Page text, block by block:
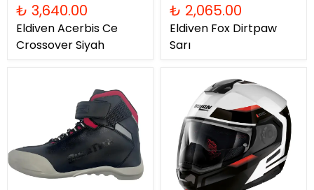
₺ 3,640.00
Eldiven Acerbis Ce
Crossover Siyah
₺ 2,065.00
Eldiven Fox Dirtpaw
Sarı